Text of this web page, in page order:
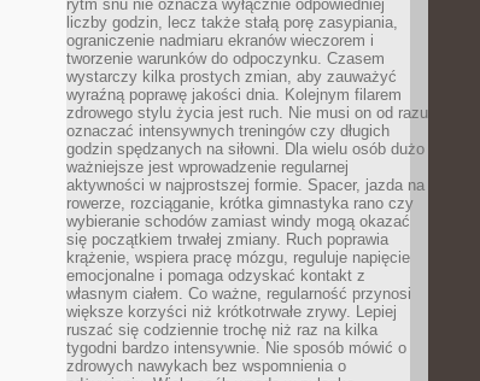
rytm snu nie oznacza wyłącznie odpowiedniej
liczby godzin, lecz także stałą porę zasypiania,
ograniczenie nadmiaru ekranów wieczorem i
tworzenie warunków do odpoczynku. Czasem
wystarczy kilka prostych zmian, aby zauważyć
wyraźną poprawę jakości dnia. Kolejnym filarem
zdrowego stylu życia jest ruch. Nie musi on od razu
oznaczać intensywnych treningów czy długich
godzin spędzanych na siłowni. Dla wielu osób dużo
ważniejsze jest wprowadzenie regularnej
aktywności w najprostszej formie. Spacer, jazda na
rowerze, rozciąganie, krótka gimnastyka rano czy
wybieranie schodów zamiast windy mogą okazać
się początkiem trwałej zmiany. Ruch poprawia
krążenie, wspiera pracę mózgu, reguluje napięcie
emocjonalne i pomaga odzyskać kontakt z
własnym ciałem. Co ważne, regularność przynosi
większe korzyści niż krótkotrwałe zrywy. Lepiej
ruszać się codziennie trochę niż raz na kilka
tygodni bardzo intensywnie. Nie sposób mówić o
zdrowych nawykach bez wspomnienia o